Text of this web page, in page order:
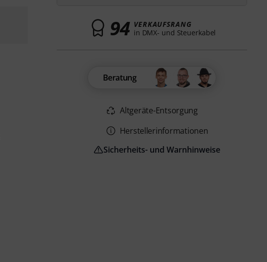
94 VERKAUFSRANG
in DMX- und Steuerkabel
Beratung
Altgeräte-Entsorgung
Herstellerinformationen
Sicherheits- und Warnhinweise